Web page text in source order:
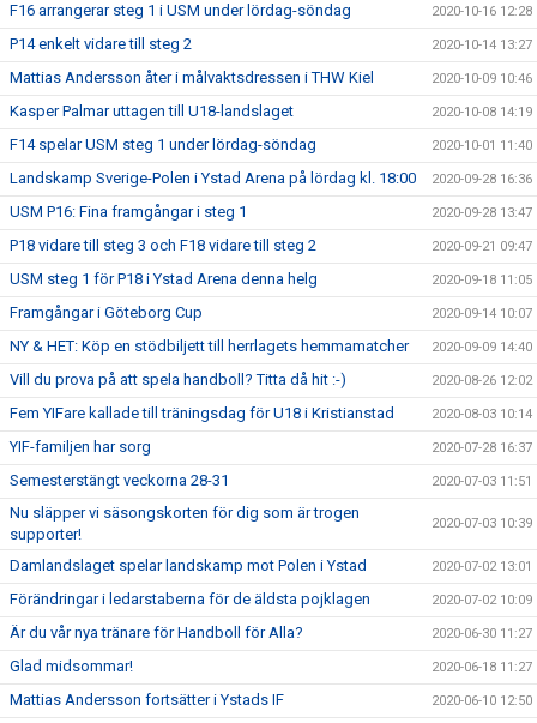
F16 arrangerar steg 1 i USM under lördag-söndag 2020-10-16 12:28
P14 enkelt vidare till steg 2 2020-10-14 13:27
Mattias Andersson åter i målvaktsdressen i THW Kiel 2020-10-09 10:46
Kasper Palmar uttagen till U18-landslaget 2020-10-08 14:19
F14 spelar USM steg 1 under lördag-söndag 2020-10-01 11:40
Landskamp Sverige-Polen i Ystad Arena på lördag kl. 18:00 2020-09-28 16:36
USM P16: Fina framgångar i steg 1 2020-09-28 13:47
P18 vidare till steg 3 och F18 vidare till steg 2 2020-09-21 09:47
USM steg 1 för P18 i Ystad Arena denna helg 2020-09-18 11:05
Framgångar i Göteborg Cup 2020-09-14 10:07
NY & HET: Köp en stödbiljett till herrlagets hemmamatcher 2020-09-09 14:40
Vill du prova på att spela handboll? Titta då hit :-) 2020-08-26 12:02
Fem YIFare kallade till träningsdag för U18 i Kristianstad 2020-08-03 10:14
YIF-familjen har sorg 2020-07-28 16:37
Semesterstängt veckorna 28-31 2020-07-03 11:51
Nu släpper vi säsongskorten för dig som är trogen
supporter!
2020-07-03 10:39
Damlandslaget spelar landskamp mot Polen i Ystad 2020-07-02 13:01
Förändringar i ledarstaberna för de äldsta pojklagen 2020-07-02 10:09
Är du vår nya tränare för Handboll för Alla? 2020-06-30 11:27
Glad midsommar! 2020-06-18 11:27
Mattias Andersson fortsätter i Ystads IF 2020-06-10 12:50